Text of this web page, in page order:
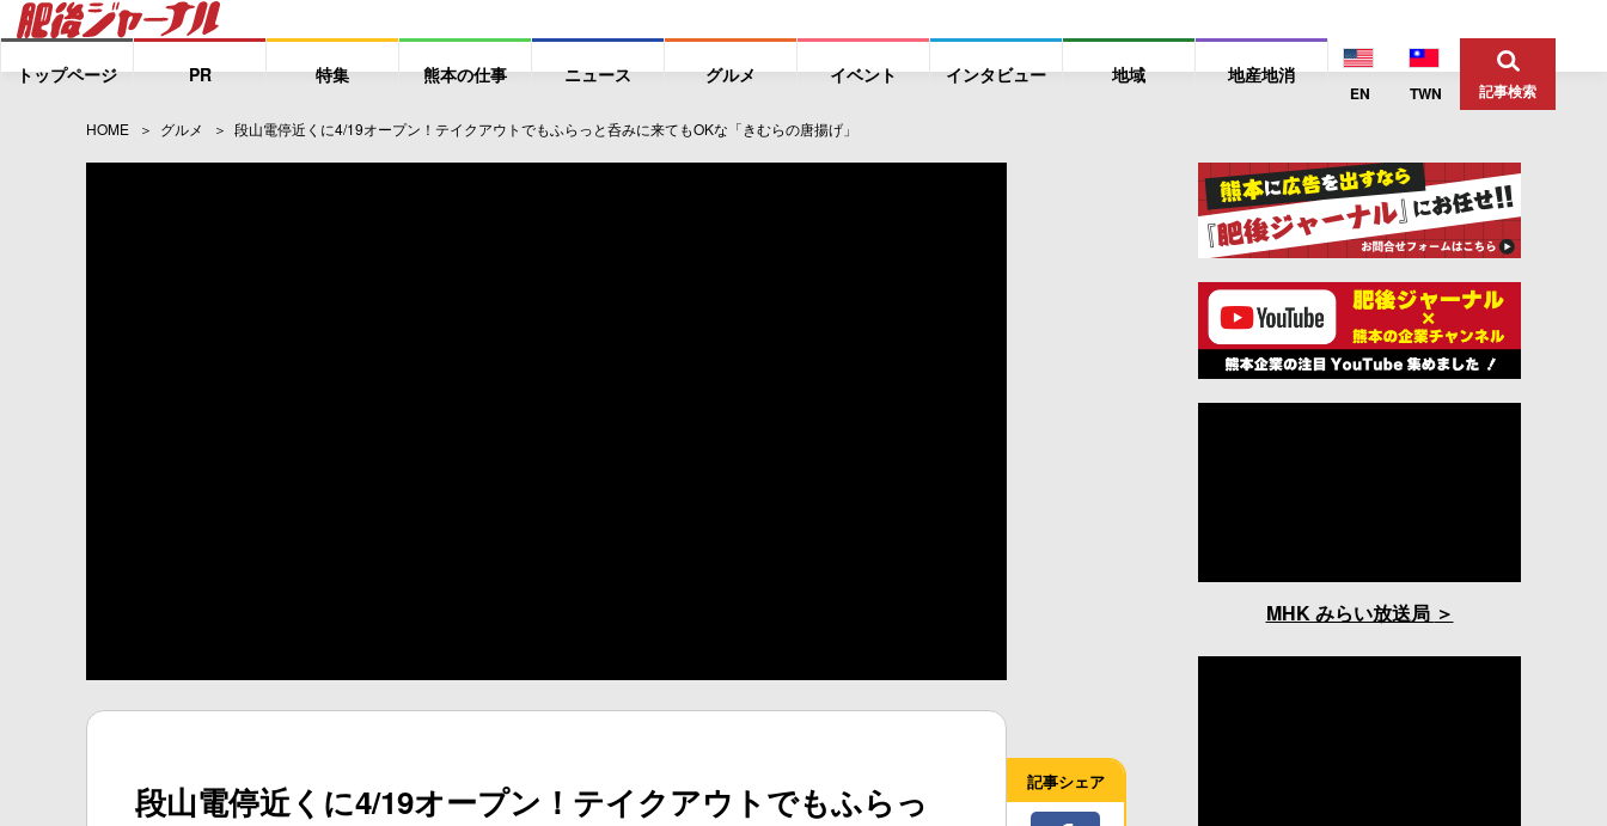
トップページ PR 特集 熊本の仕事 ニュース グルメ イベント インタビュー 地域 地産地消
EN TWN 記事検索
HOME グルメ 段山電停近くに4/19オープン！テイクアウトでもふらっと呑みに来てもOKな「きむらの唐揚げ」
段山電停近くに4/19オープン！テイクアウトでもふらっ
記事シェア
MHK みらい放送局